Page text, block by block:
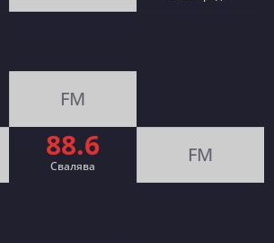
FM
88.6
Cвалява FM